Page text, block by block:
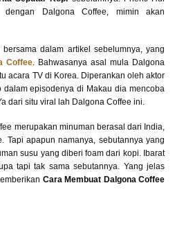
Dalgona Coffee, mimin akan
dalam artikel sebelumnya, yang
Coffee. Bahwasanya asal mula Dalgona
acara TV di Korea. Diperankan oleh aktor
dalam episodenya di Makau dia mencoba
dari situ viral lah Dalgona Coffee ini.
merupakan minuman berasal dari India,
Tapi apapun namanya, sebutannya yang
susu yang diberi foam dari kopi. Ibarat
tapi tak sama sebutannya. Yang jelas
Cara Membuat Dalgona Coffee